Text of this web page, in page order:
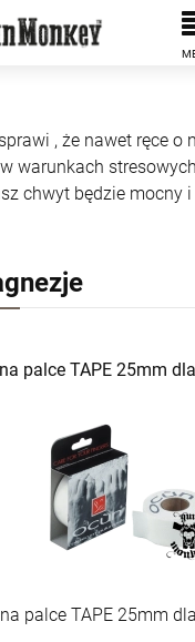
, że nawet ręce o
warunkach
chwyt będzie mocny i
palce TAPE 25mm
palce TAPE 25mm